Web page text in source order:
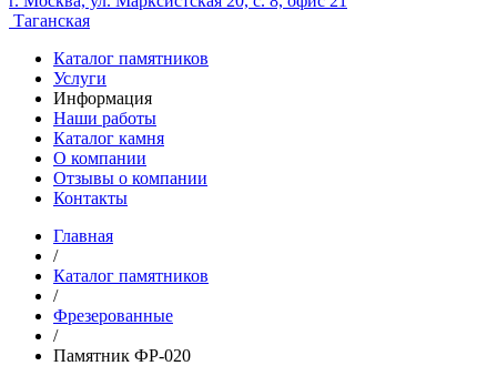
Таганская
Каталог памятников
Услуги
Информация
Наши работы
Каталог камня
О компании
Отзывы о компании
Контакты
Главная
/
Каталог памятников
/
Фрезерованные
/
Памятник ФР-020